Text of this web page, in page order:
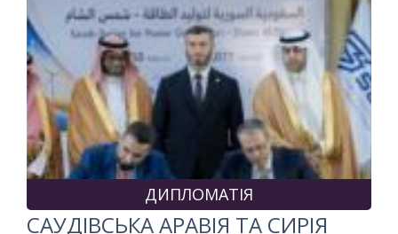
ДИПЛОМАТІЯ
САУДІВСЬКА АРАВІЯ ТА СИРІЯ